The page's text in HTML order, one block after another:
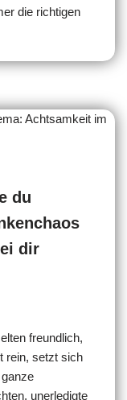
die richtigen
du
dir
freundlich,
rein, setzt sich
unerledigte